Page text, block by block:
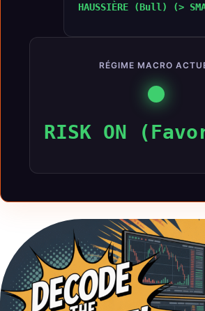
HAUSSIÈRE (Bull) (>
RÉGIME MACRO
RISK ON